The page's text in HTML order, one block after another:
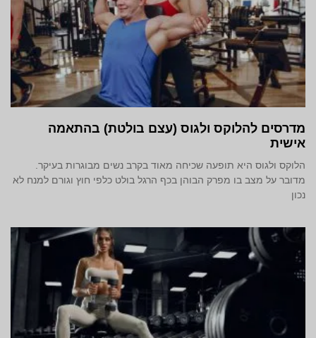
מדרסים להלוקס ולגוס (עצם בולטת) בהתאמה
אישית
הלוקס ולגוס היא תופעה שכיחה מאוד בקרב נשים מבוגרות בעיקר.
מדובר על מצב בו מפרק הבוהן בכף הרגל בולט כלפי חוץ וגורם למנח לא
נכון